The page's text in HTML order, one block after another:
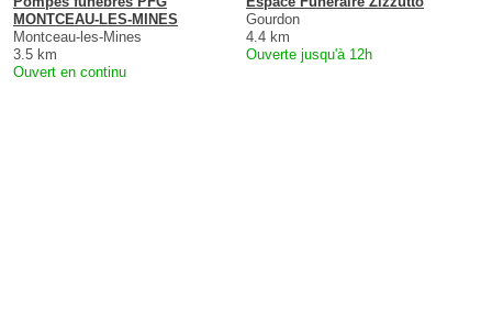
MONTCEAU-LES-MINES
Montceau-les-Mines
3.5 km
Ouvert en continu
Gourdon
4.4 km
Ouverte jusqu'à 12h